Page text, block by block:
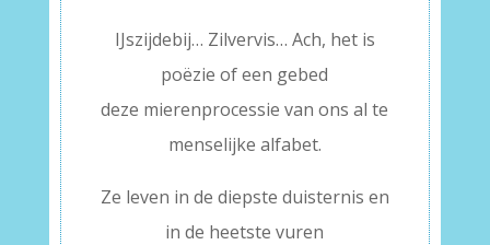
IJszijdebij… Zilvervis… Ach, het is
poëzie of een gebed
deze mierenprocessie van ons al te
menselijke alfabet.
Ze leven in de diepste duisternis en
in de heetste vuren